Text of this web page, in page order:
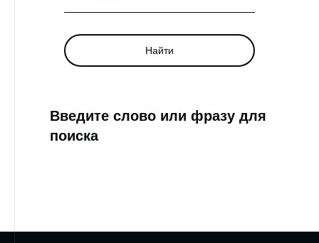
Найти
Введите слово или фразу для
поиска